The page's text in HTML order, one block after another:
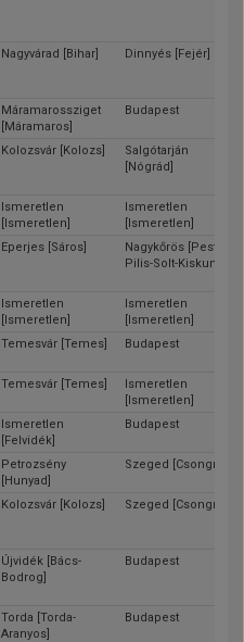
Nagyvárad [Bihar] Dinnyés [Fejér]
Máramarossziget
[Máramaros]
Budapest
Kolozsvár [Kolozs]
Salgótarján
[Nógrád]
Ismeretlen
[Ismeretlen]
Ismeretlen
[Ismeretlen]
Eperjes [Sáros]
Nagykőrös [Pest-
Pilis-Solt-Kiskun]
Ismeretlen
[Ismeretlen]
Ismeretlen
[Ismeretlen]
Temesvár [Temes] Budapest
Temesvár [Temes]
Ismeretlen
[Ismeretlen]
Ismeretlen
[Felvidék]
Budapest
Petrozsény
[Hunyad]
Szeged [Csongrád]
Kolozsvár [Kolozs] Szeged [Csongrád]
Újvidék [Bács-
Bodrog]
Budapest
Torda [Torda-
Aranyos]
Budapest